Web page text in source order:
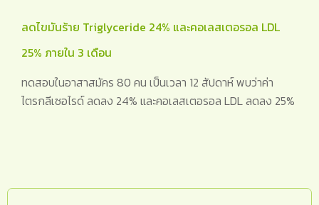
ลดไขมันร้าย Triglyceride 24% และคอเลสเตอรอล LDL
25% ภายใน 3 เดือน
ทดสอบในอาสาสมัคร 80 คน เป็นเวลา 12 สัปดาห์ พบว่าค่า
ไตรกลีเซอไรด์ ลดลง 24% และคอเลสเตอรอล LDL ลดลง 25%